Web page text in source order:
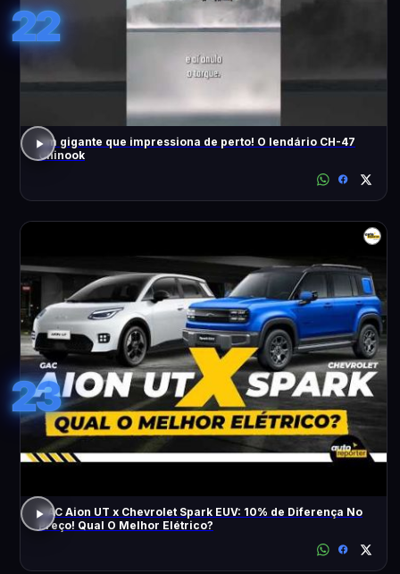
22
Um gigante que impressiona de perto! O lendário CH-47
Chinook
23
GAC Aion UT x Chevrolet Spark EUV: 10% de Diferença No
Preço! Qual O Melhor Elétrico?